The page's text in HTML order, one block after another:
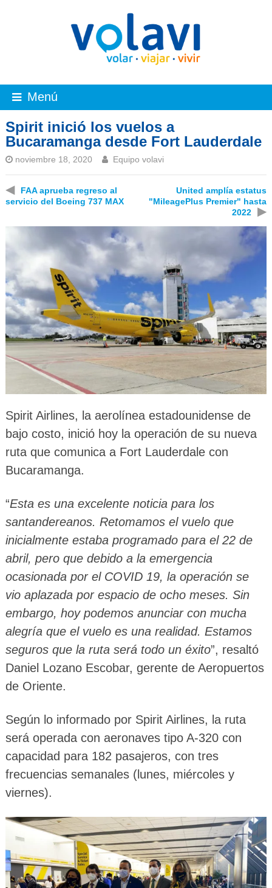
Menú
Spirit inició los vuelos a
Bucaramanga desde Fort Lauderdale
noviembre 18, 2020 Equipo volavi
◀
FAA aprueba regreso al
servicio del Boeing 737 MAX
United amplía estatus
"MileagePlus Premier" hasta
2022
▶
Spirit Airlines, la aerolínea estadounidense de
bajo costo, inició hoy la operación de su nueva
ruta que comunica a Fort Lauderdale con
Bucaramanga.
“Esta es una excelente noticia para los
santandereanos. Retomamos el vuelo que
inicialmente estaba programado para el 22 de
abril, pero que debido a la emergencia
ocasionada por el COVID 19, la operación se
vio aplazada por espacio de ocho meses. Sin
embargo, hoy podemos anunciar con mucha
alegría que el vuelo es una realidad. Estamos
seguros que la ruta será todo un éxito”, resaltó
Daniel Lozano Escobar, gerente de Aeropuertos
de Oriente.
Según lo informado por Spirit Airlines, la ruta
será operada con aeronaves tipo A-320 con
capacidad para 182 pasajeros, con tres
frecuencias semanales (lunes, miércoles y
viernes).